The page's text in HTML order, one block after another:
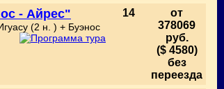
- Айрес"
(2 н. ) + Буэнос
14
от
378069
руб.
($ 4580)
без
переезда